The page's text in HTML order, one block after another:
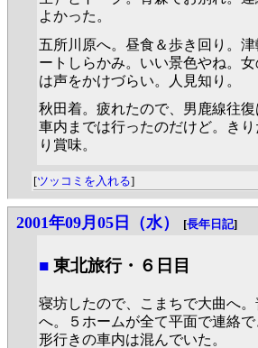
よかった。
五所川原へ。昼食＆歩き回り。
ートしらかみ。いい景色やね。
は声をかけづらい。人見知り。
秋田着。疲れたので、男鹿線往
車内までは行ったのだけど。き
り賞味。
[ツッコミを入れる]
2001年09月05日（水） [長年日記]
■ 東北旅行・６日目
寝坊したので、こまちで大曲へ
へ。５ホームが全て平面で連絡
形行きの車内は混んでいた。